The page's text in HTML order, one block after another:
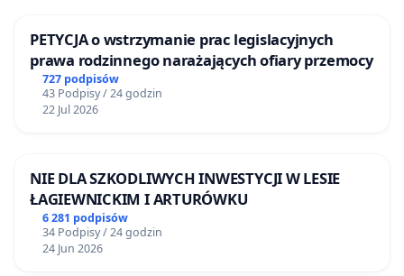
PETYCJA o wstrzymanie prac legislacyjnych
prawa rodzinnego narażających ofiary przemocy
727 podpisów
43 Podpisy / 24 godzin
22 Jul 2026
NIE DLA SZKODLIWYCH INWESTYCJI W LESIE
ŁAGIEWNICKIM I ARTURÓWKU
6 281 podpisów
34 Podpisy / 24 godzin
24 Jun 2026